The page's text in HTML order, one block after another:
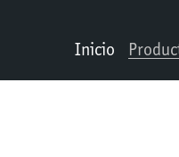
Inicio